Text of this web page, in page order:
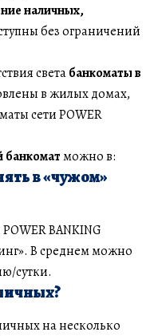
наличных,
без ограничений
светабанкоматы в
в жилых домах,
сети POWER
можно в:
в «чужом»
BANKING
В среднем можно
сутки.
на несколько